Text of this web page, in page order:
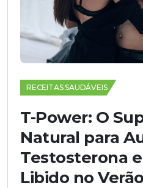
RECEITAS SAUDÁVEIS
T-Power: O
Natural para
Testosterona
Libido no Verão